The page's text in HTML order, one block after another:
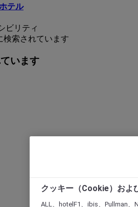
テル
ビリティ
検索されています
います
クッキー（Cookie）およ
ALL、hotelF1、ibis、Pullman